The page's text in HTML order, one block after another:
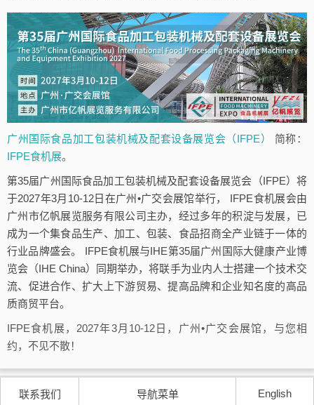
广州国际食品加工包装机械及配套设备展览会（IFPE）
简称：
IFPE食机展。
第35届广州国际食品加工包装机械及配套设备展览会（IFPE）将
于2027年3月10-12日在广州•广交会展馆举行， IFPE食机展会由
广州市亿帆展览服务有限公司主办，经过多年的积淀与发展，已
成为一个集食品生产、加工、包装、食品招商全产业链于一体的
行业品牌盛会。 IFPE食机展与IHE第35届广州国际大健康产业博
览会（IHE China）同期举办，将联手为业内人士搭建一个技术交
流、促进合作、扩大上下游贸易、提高品牌和企业知名度的高品
质商贸平台。
IFPE食机展，2027年3月10-12日，广州•广交会展馆，与您相
约，不见不散！
联系我们 导航菜单 English